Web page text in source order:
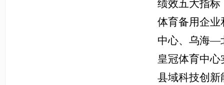
绩效五大指
体育备用企业
中心、乌海—
皇冠体育中
县域科技创